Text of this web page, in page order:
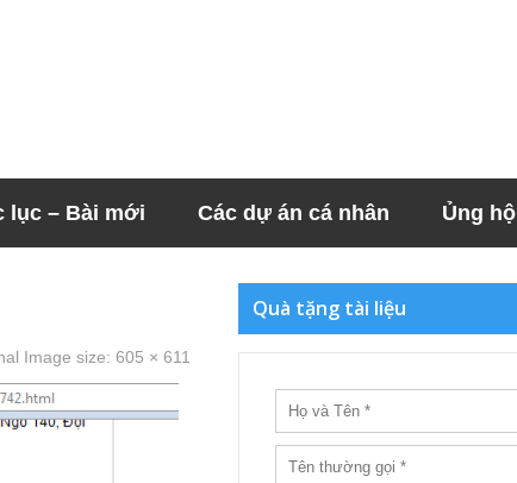
lục – Bài mới Các dự án cá nhân Ủng hộ
Image size: 605 × 611
Quà tặng tài liệu